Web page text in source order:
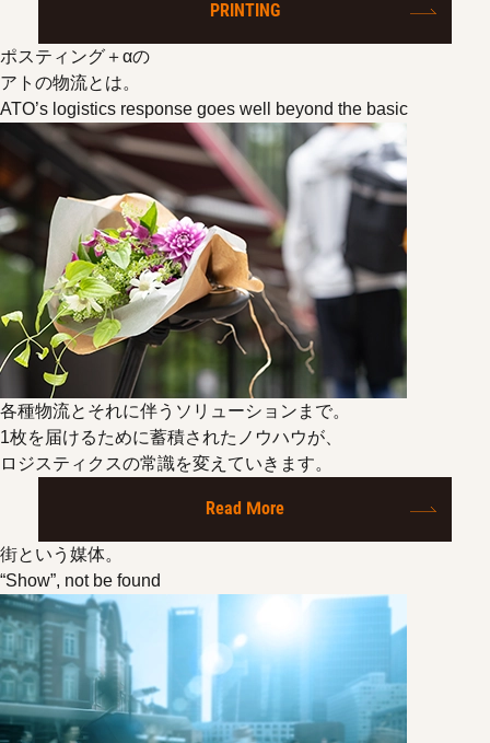
PRINTING
ポスティング＋αの
アトの物流とは。
ATO’s logistics response goes well beyond the basic
各種物流とそれに伴うソリューションまで。
1枚を届けるために蓄積されたノウハウが、
ロジスティクスの常識を変えていきます。
Read More
街という媒体。
“Show”, not be found